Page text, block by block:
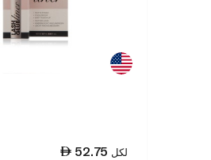
52.75 لكل